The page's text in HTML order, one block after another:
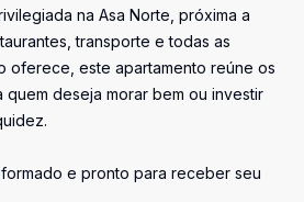
na Asa Norte, próxima a
transporte e todas as
oferece, este apartamento reúne os
quem deseja morar bem ou investir
e pronto para receber seu